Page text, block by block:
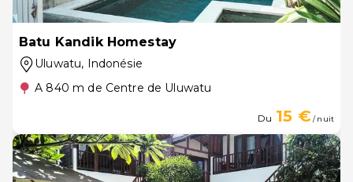
Batu Kandik Homestay
Uluwatu, Indonésie
A 840 m de Centre de Uluwatu
Du 15 €/ nuit